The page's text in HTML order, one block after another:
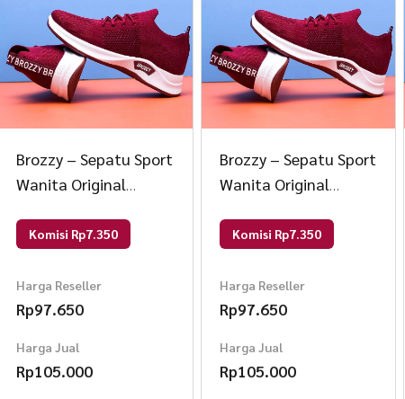
Brozzy – Sepatu Sport
Wanita Original
Rajut Olahraga 37
Komisi Rp7.350
Harga Reseller
Rp97.650
Harga Jual
Rp105.000
Brozzy – Sepatu Sport
Wanita Original
Rajut Olahraga 37
Komisi Rp7.350
Harga Reseller
Rp97.650
Harga Jual
Rp105.000